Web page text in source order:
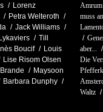
Lorenz
Petra Welteroth
Jack Williams
Till
Boucif
Louis
Lise Risom Olsen
Maysoon
Barbara Dunphy
Amrum
muss
aber...
Die
Waltz